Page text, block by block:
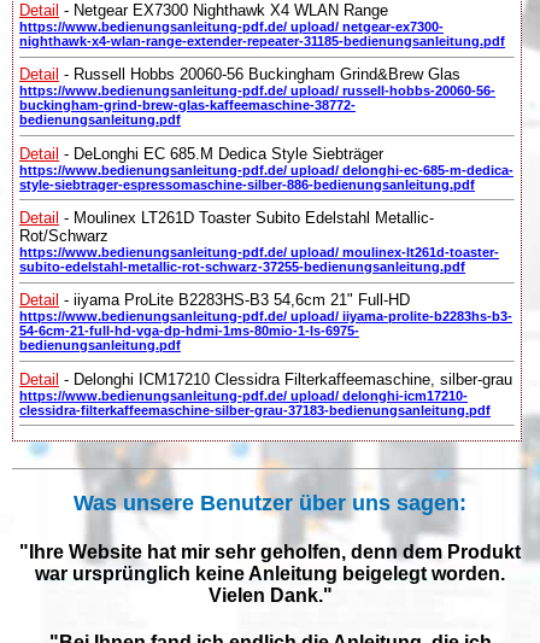
Detail - Netgear EX7300 Nighthawk X4 WLAN Range
https://www.bedienungsanleitung-pdf.de/ upload/ netgear-ex7300-
nighthawk-x4-wlan-range-extender-repeater-31185-bedienungsanleitung.pdf
Detail - Russell Hobbs 20060-56 Buckingham Grind&Brew Glas
https://www.bedienungsanleitung-pdf.de/ upload/ russell-hobbs-20060-56-
buckingham-grind-brew-glas-kaffeemaschine-38772-
bedienungsanleitung.pdf
Detail - DeLonghi EC 685.M Dedica Style Siebträger
https://www.bedienungsanleitung-pdf.de/ upload/ delonghi-ec-685-m-dedica-
style-siebtrager-espressomaschine-silber-886-bedienungsanleitung.pdf
Detail - Moulinex LT261D Toaster Subito Edelstahl Metallic-
Rot/Schwarz
https://www.bedienungsanleitung-pdf.de/ upload/ moulinex-lt261d-toaster-
subito-edelstahl-metallic-rot-schwarz-37255-bedienungsanleitung.pdf
Detail - iiyama ProLite B2283HS-B3 54,6cm 21" Full-HD
https://www.bedienungsanleitung-pdf.de/ upload/ iiyama-prolite-b2283hs-b3-
54-6cm-21-full-hd-vga-dp-hdmi-1ms-80mio-1-ls-6975-
bedienungsanleitung.pdf
Detail - Delonghi ICM17210 Clessidra Filterkaffeemaschine, silber-grau
https://www.bedienungsanleitung-pdf.de/ upload/ delonghi-icm17210-
clessidra-filterkaffeemaschine-silber-grau-37183-bedienungsanleitung.pdf
Was unsere Benutzer über uns sagen:
"Ihre Website hat mir sehr geholfen, denn dem Produkt
war ursprünglich keine Anleitung beigelegt worden.
Vielen Dank."